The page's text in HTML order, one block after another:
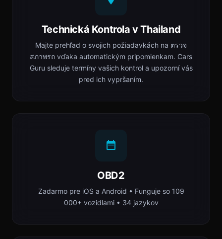
Technická Kontrola v Thailand
Majte prehľad o svojich požiadavkách na ตรวจ
สภาพรถ vďaka automatickým pripomienkam. Cars
Guru sleduje termíny vašich kontrol a upozorní vás
pred ich vypršaním.
OBD2
Zadarmo pre iOS a Android • Funguje so 109
000+ vozidlami • 34 jazykov